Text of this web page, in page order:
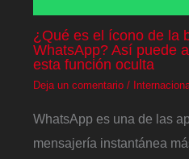
¿Qué es el ícono de la
WhatsApp? Así puede
esta función oculta
Deja un comentario /
WhatsApp es una de las
mensajería instantánea